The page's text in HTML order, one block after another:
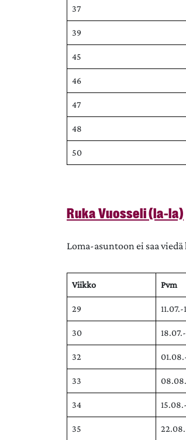
37
39
45
46
47
48
50
Ruka Vuosseli (la-la)
Loma-asuntoon ei saa
Viikko Pvm
29 11.07.-
30
32
33
34
35